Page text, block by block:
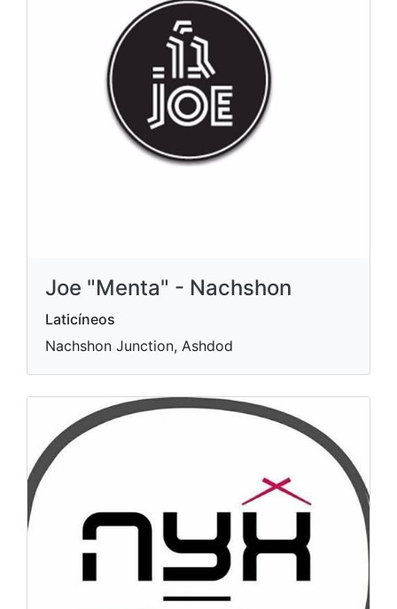
Joe "Menta" - Nachshon
Laticíneos
Nachshon Junction, Ashdod